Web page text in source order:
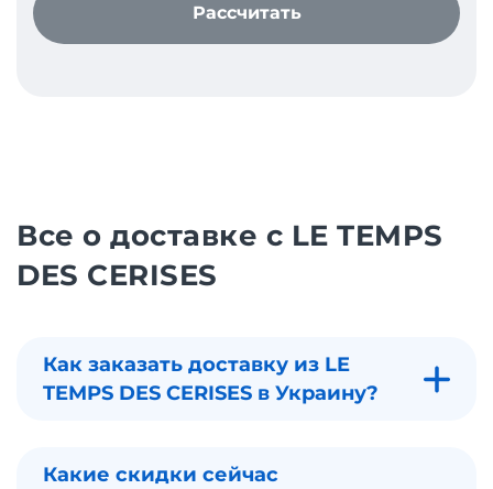
Рассчитать
Все о доставке с LE TEMPS
DES CERISES
Как заказать доставку из LE
TEMPS DES CERISES в Украину?
Какие скидки сейчас